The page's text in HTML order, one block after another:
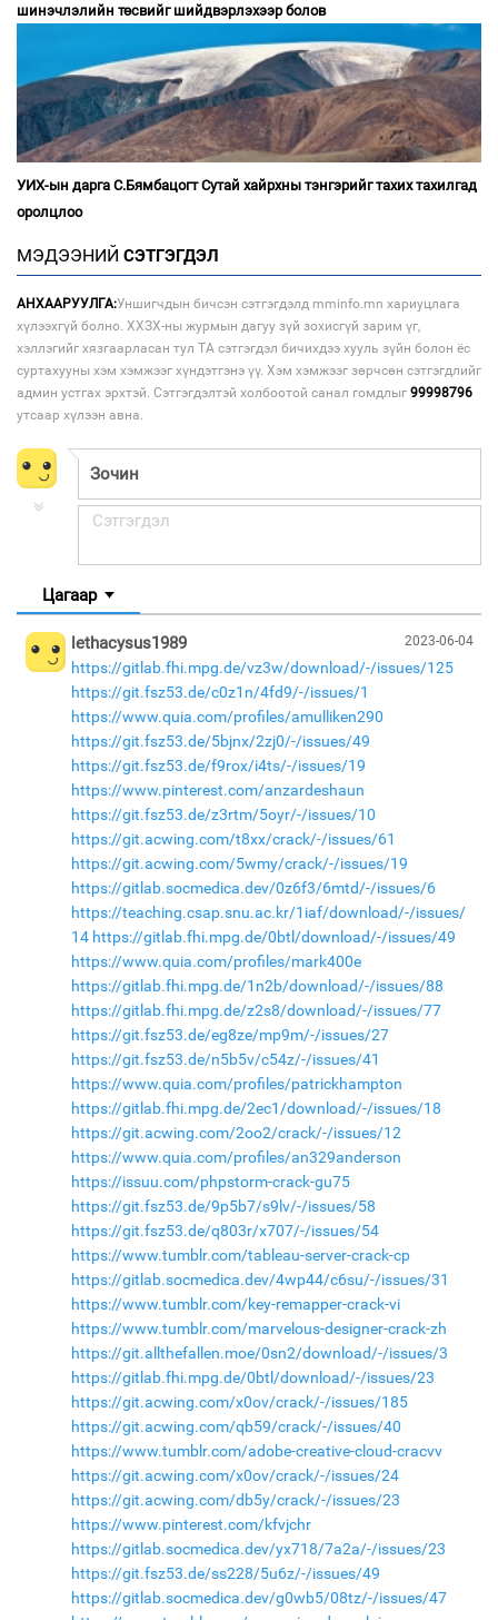
шинэчлэлийн төсвийг шийдвэрлэхээр болов
УИХ-ын дарга С.Бямбацогт Сутай хайрхны тэнгэрийг тахих тахилгад
оролцлоо
МЭДЭЭНИЙ СЭТГЭГДЭЛ
АНХААРУУЛГА:Уншигчдын бичсэн сэтгэгдэлд mminfo.mn хариуцлага
хүлээхгүй болно. ХХЗХ-ны журмын дагуу зүй зохисгүй зарим үг,
хэллэгийг хязгаарласан тул ТА сэтгэгдэл бичихдээ хууль зүйн болон ёс
суртахууны хэм хэмжээг хүндэтгэнэ үү. Хэм хэмжээг зөрчсөн сэтгэгдлийг
админ устгах эрхтэй. Сэтгэгдэлтэй холбоотой санал гомдлыг 99998796
утсаар хүлээн авна.
Цагаар
2023-06-04
lethacysus1989
https://gitlab.fhi.mpg.de/vz3w/download/-/issues/125
https://git.fsz53.de/c0z1n/4fd9/-/issues/1
https://www.quia.com/profiles/amulliken290
https://git.fsz53.de/5bjnx/2zj0/-/issues/49
https://git.fsz53.de/f9rox/i4ts/-/issues/19
https://www.pinterest.com/anzardeshaun
https://git.fsz53.de/z3rtm/5oyr/-/issues/10
https://git.acwing.com/t8xx/crack/-/issues/61
https://git.acwing.com/5wmy/crack/-/issues/19
https://gitlab.socmedica.dev/0z6f3/6mtd/-/issues/6
https://teaching.csap.snu.ac.kr/1iaf/download/-/issues/
14 https://gitlab.fhi.mpg.de/0btl/download/-/issues/49
https://www.quia.com/profiles/mark400e
https://gitlab.fhi.mpg.de/1n2b/download/-/issues/88
https://gitlab.fhi.mpg.de/z2s8/download/-/issues/77
https://git.fsz53.de/eg8ze/mp9m/-/issues/27
https://git.fsz53.de/n5b5v/c54z/-/issues/41
https://www.quia.com/profiles/patrickhampton
https://gitlab.fhi.mpg.de/2ec1/download/-/issues/18
https://git.acwing.com/2oo2/crack/-/issues/12
https://www.quia.com/profiles/an329anderson
https://issuu.com/phpstorm-crack-gu75
https://git.fsz53.de/9p5b7/s9lv/-/issues/58
https://git.fsz53.de/q803r/x707/-/issues/54
https://www.tumblr.com/tableau-server-crack-cp
https://gitlab.socmedica.dev/4wp44/c6su/-/issues/31
https://www.tumblr.com/key-remapper-crack-vi
https://www.tumblr.com/marvelous-designer-crack-zh
https://git.allthefallen.moe/0sn2/download/-/issues/3
https://gitlab.fhi.mpg.de/0btl/download/-/issues/23
https://git.acwing.com/x0ov/crack/-/issues/185
https://git.acwing.com/qb59/crack/-/issues/40
https://www.tumblr.com/adobe-creative-cloud-cracvv
https://git.acwing.com/x0ov/crack/-/issues/24
https://git.acwing.com/db5y/crack/-/issues/23
https://www.pinterest.com/kfvjchr
https://gitlab.socmedica.dev/yx718/7a2a/-/issues/23
https://git.fsz53.de/ss228/5u6z/-/issues/49
https://gitlab.socmedica.dev/g0wb5/08tz/-/issues/47